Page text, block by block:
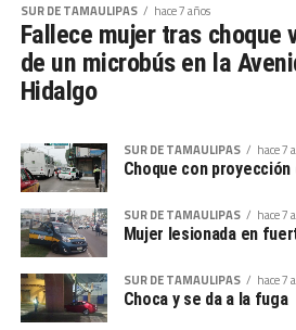
SUR DE TAMAULIPAS hace 7 años
Fallece mujer tras choque
de un microbús en la
Hidalgo
SUR DE TAMAULIPAS hace 7
Choque con
SUR DE TAMAULIPAS hace 7
Mujer lesionada en
SUR DE TAMAULIPAS hace 7
Choca y se da a la fuga